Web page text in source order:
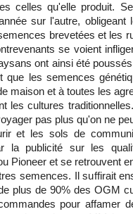
celles qu'elle produit.
sur l'autre,
brevetées et les
se voient
ont ainsi été
les semences
maison et à toutes les
les cultures
pas plus qu'on ne
et les sols de
la publicité sur les
Pioneer et se retrouvent
semences. Il suffirait
plus de 90% des OGM
pour affamer